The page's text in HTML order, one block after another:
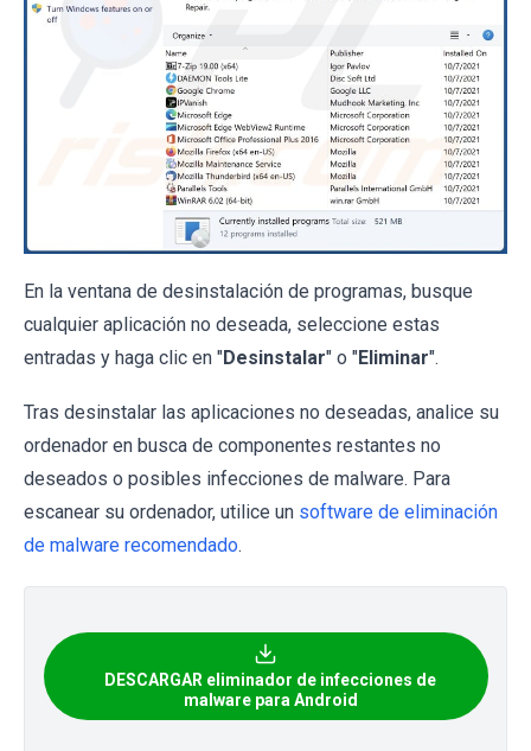
En la ventana de desinstalación de programas, busque
cualquier aplicación no deseada, seleccione estas
entradas y haga clic en "Desinstalar" o "Eliminar".
Tras desinstalar las aplicaciones no deseadas, analice su
ordenador en busca de componentes restantes no
deseados o posibles infecciones de malware. Para
escanear su ordenador, utilice un software de eliminación
de malware recomendado.
DESCARGAR eliminador de infecciones de
malware para Android